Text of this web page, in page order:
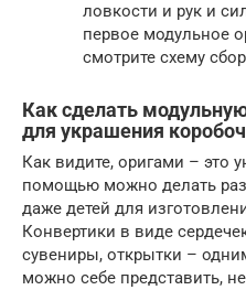
ловкости и рук и
первое модульное
смотрите схему
Как сделать
для украшения
Как видите, оригами – это
помощью можно делать
даже детей для
Конвертики в виде
сувениры, открытки –
можно себе представить,